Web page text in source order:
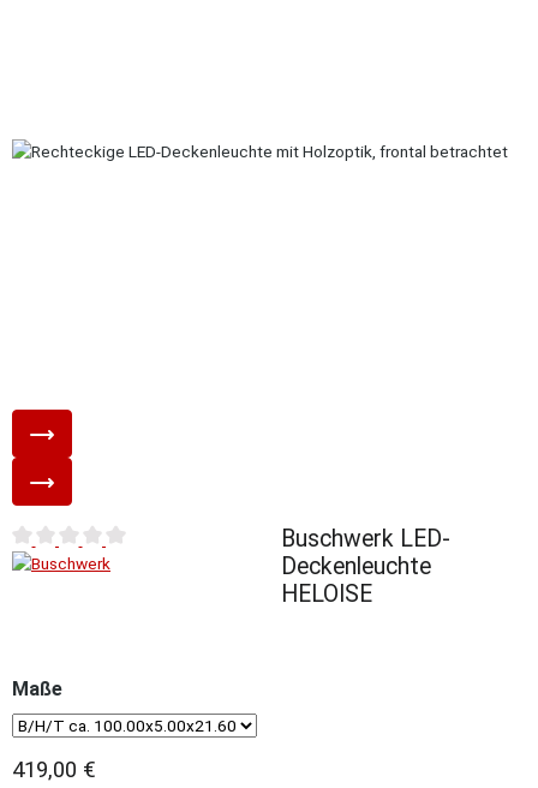
Durchschnittliche Bewertung von 0 von 5 Sternen
Buschwerk LED-
Deckenleuchte
HELOISE
Maßeauswählen
Konfigurator Maße
419,00 €